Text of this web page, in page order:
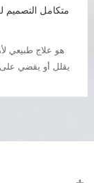
يقلل أو يقضي على